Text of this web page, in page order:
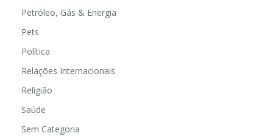
Petróleo, Gás & Energia
Pets
Política
Relações Internacionais
Religião
Saúde
Sem Categoria